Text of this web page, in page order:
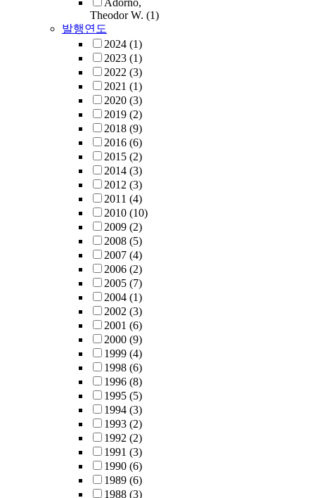
Adorno,
Theodor W. (1)
발행연도
2024 (1)
2023 (1)
2022 (3)
2021 (1)
2020 (3)
2019 (2)
2018 (9)
2016 (6)
2015 (2)
2014 (3)
2012 (3)
2011 (4)
2010 (10)
2009 (2)
2008 (5)
2007 (4)
2006 (2)
2005 (7)
2004 (1)
2002 (3)
2001 (6)
2000 (9)
1999 (4)
1998 (6)
1996 (8)
1995 (5)
1994 (3)
1993 (2)
1992 (2)
1991 (3)
1990 (6)
1989 (6)
1988 (3)